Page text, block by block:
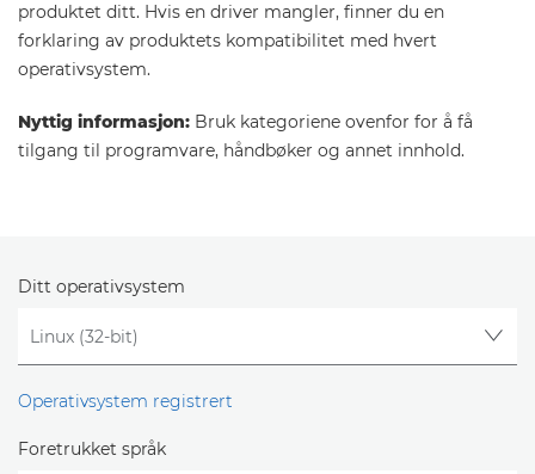
produktet ditt. Hvis en driver mangler, finner du en
forklaring av produktets kompatibilitet med hvert
operativsystem.
Nyttig informasjon: Bruk kategoriene ovenfor for å få
tilgang til programvare, håndbøker og annet innhold.
Ditt operativsystem
Operativsystem registrert
Foretrukket språk